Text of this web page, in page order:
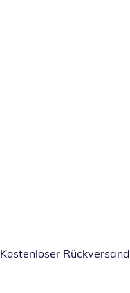
Kostenloser Rückversand